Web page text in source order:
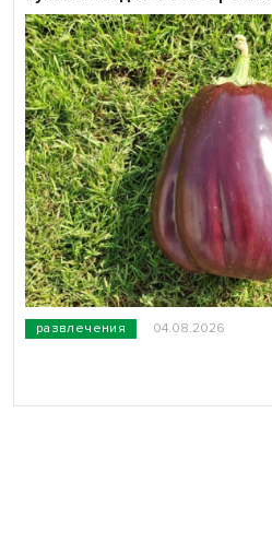
развлечения 04.08.2026